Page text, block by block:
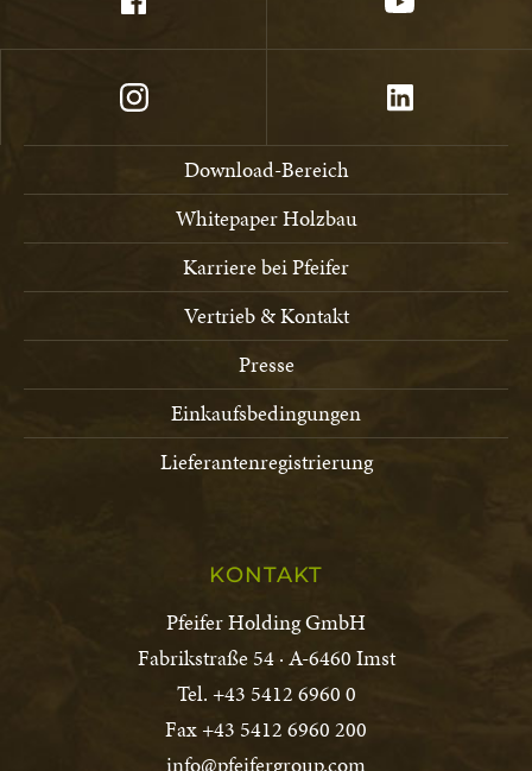
Download-Bereich
Whitepaper Holzbau
Karriere bei Pfeifer
Vertrieb & Kontakt
Presse
Einkaufsbedingungen
Lieferantenregistrierung
KONTAKT
Pfeifer Holding GmbH
Fabrikstraße 54 · A-6460 Imst
Tel. +43 5412 6960 0
Fax +43 5412 6960 200
info@pfeifergroup.com